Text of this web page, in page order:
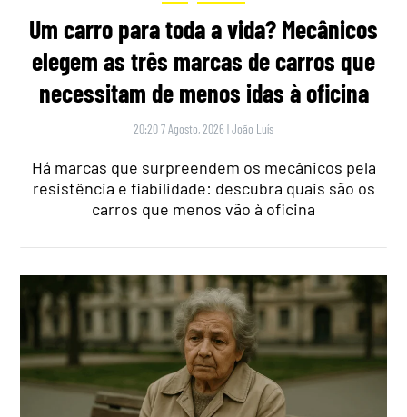
Um carro para toda a vida? Mecânicos
elegem as três marcas de carros que
necessitam de menos idas à oficina
20:20 7 Agosto, 2026 |João Luís
Há marcas que surpreendem os mecânicos pela
resistência e fiabilidade: descubra quais são os
carros que menos vão à oficina